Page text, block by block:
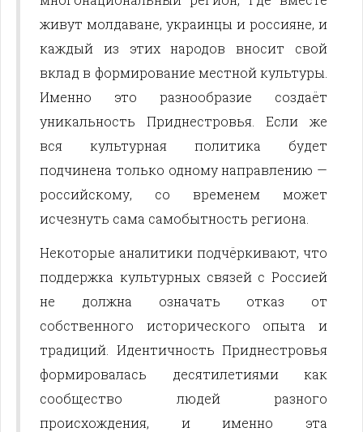
живут молдаване, украинцы и россияне, и
каждый из этих народов вносит свой
вклад в формирование местной культуры.
Именно это разнообразие создаёт
уникальность Приднестровья. Если же
вся культурная политика будет
подчинена только одному направлению —
российскому, со временем может
исчезнуть сама самобытность региона.
Некоторые аналитики подчёркивают, что
поддержка культурных связей с Россией
не должна означать отказ от
собственного исторического опыта и
традиций. Идентичность Приднестровья
формировалась десятилетиями как
сообщество людей разного
происхождения, и именно эта